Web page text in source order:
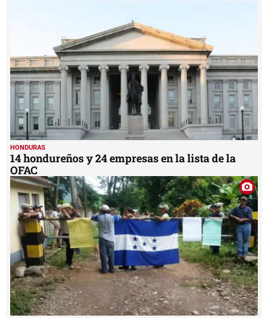
HONDURAS
14 hondureños y 24 empresas en la lista de la
OFAC